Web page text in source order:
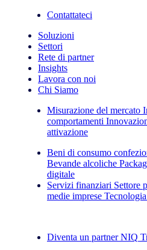
Contattateci
Soluzioni
Settori
Rete di partner
Insights
Lavora con noi
Chi Siamo
Misurazione del mercato
comportamenti
attivazione
Beni di consumo
Bevande alcoliche
digitale
Servizi finanziari Settore
medie imprese
Diventa un partner NIQ